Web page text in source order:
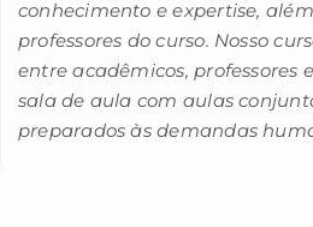
conhecimento e expertise,
professores do curso. Nosso
entre acadêmicos, professores
sala de aula com aulas
preparados às demandas